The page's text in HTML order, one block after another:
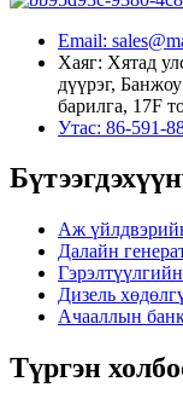
Email:
Хаяг: Хятад
дүүрэг,
барилга, 17F
Утас: 86-591-
Аж
Далайн
Дизель
Ачааллын
Түргэн